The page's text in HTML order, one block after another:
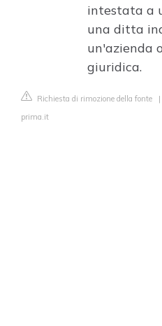
intestata a
una ditta
un'azienda
giuridica.
Richiesta di rimozione della fonte |
prima.it